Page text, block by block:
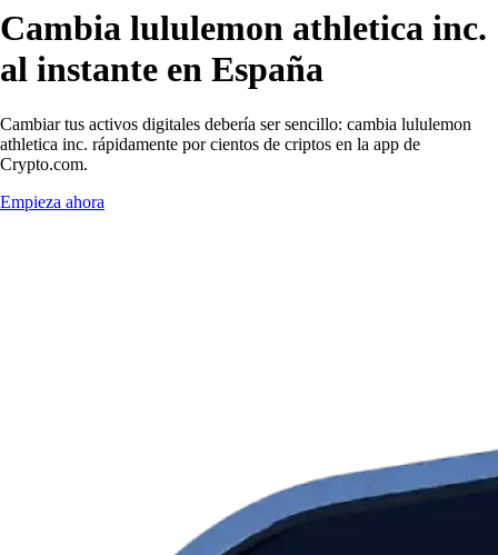
Cambia lululemon athletica inc.
al instante en España
Cambiar tus activos digitales debería ser sencillo: cambia lululemon
athletica inc. rápidamente por cientos de criptos en la app de
Crypto.com.
Empieza ahora